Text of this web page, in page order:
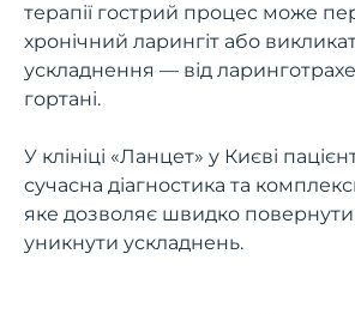
терапії гострий процес може
хронічний ларингіт або
ускладнення — від
гортані.
У клініці «Ланцет» у Києві
сучасна діагностика та
яке дозволяє швидко повернути
уникнути ускладнень.